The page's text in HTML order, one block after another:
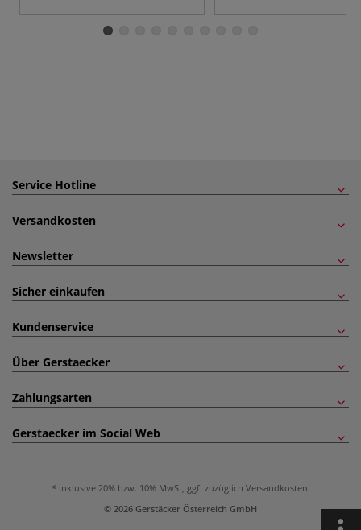
Service Hotline
Versandkosten
Newsletter
Sicher einkaufen
Kundenservice
Über Gerstaecker
Zahlungsarten
Gerstaecker im Social Web
inklusive 20% bzw. 10% MwSt, ggf. zuzüglich Versandkosten.
© 2026 Gerstäcker Österreich GmbH